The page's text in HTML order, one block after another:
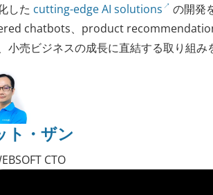
した cutting-edge AI solutions
の開発
chatbots、product
小売ビジネスの成長に直結する取り組み
ト・ザン
CTO